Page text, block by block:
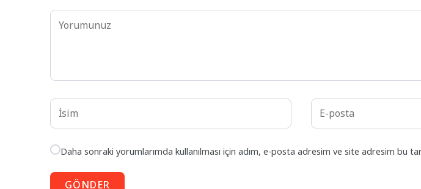
Daha sonraki yorumlarımda kullanılması için adım, e-posta adresim ve site adresim bu
GÖNDER